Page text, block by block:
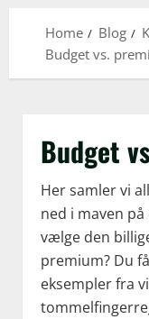
Home Blog
Budget vs.
Budget
Her samler vi
ned i maven
vælge den
premium? Du
eksempler fra